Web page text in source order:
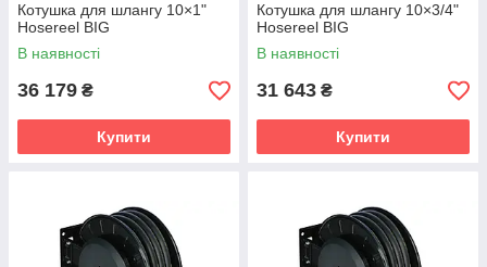
Котушка для шлангу 10×1"
Hosereel BIG
В наявності
36 179 ₴
Купити
Котушка для шлангу 10×3/4"
Hosereel BIG
В наявності
31 643 ₴
Купити